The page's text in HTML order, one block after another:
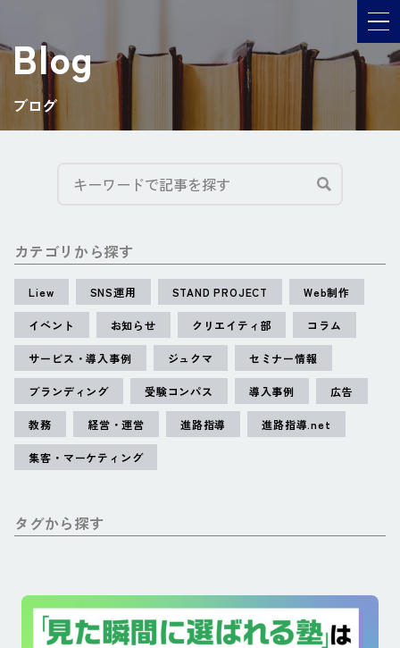
メ
Blog
ブログ
検索する
カテゴリから探す
Liew SNS運用 STAND PROJECT Web制作
イベント お知らせ クリエイティ部 コラム
サービス・導入事例 ジュクマ セミナー情報
ブランディング 受験コンパス 導入事例 広告
教務 経営・運営 進路指導 進路指導.net
集客・マーケティング
タグから探す